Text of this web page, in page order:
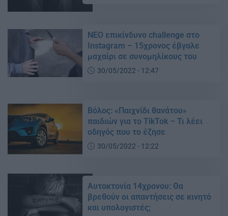
ΝΕΟ επικίνδυνο challenge στο
Instagram – 15χρονος έβγαλε
μαχαίρι σε συνομηλίκους του
30/05/2022 - 12:47
Βόλος: «Παιχνίδι θανάτου»
παιδιών για το TikTok – Τι λέει
οδηγός που το έζησε
30/05/2022 - 12:22
Αυτοκτονία 14χρονου: Θα
βρεθούν οι απαντήσεις σε κινητό
και υπολογιστές;